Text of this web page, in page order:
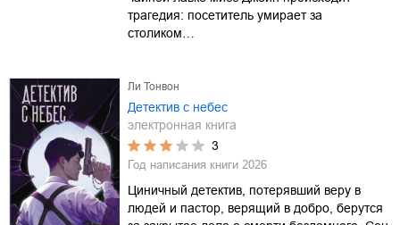
трагедия: посетитель умирает за
столиком…
Ли Тонвон
Детектив с небес
электронная книга
3
Год написания книги 2026
Циничный детектив, потерявший веру в
людей и пастор, верящий в добро, берутся